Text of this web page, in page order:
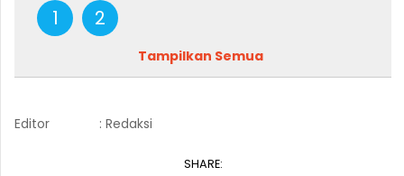
1 2
Tampilkan Semua
Editor : Redaksi
SHARE: